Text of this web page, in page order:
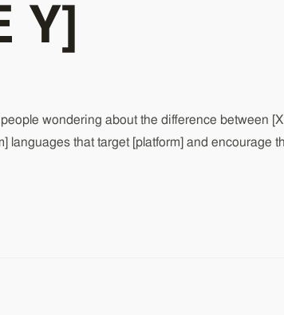
Y]
wondering about the difference between
languages that target [platform] and encourage